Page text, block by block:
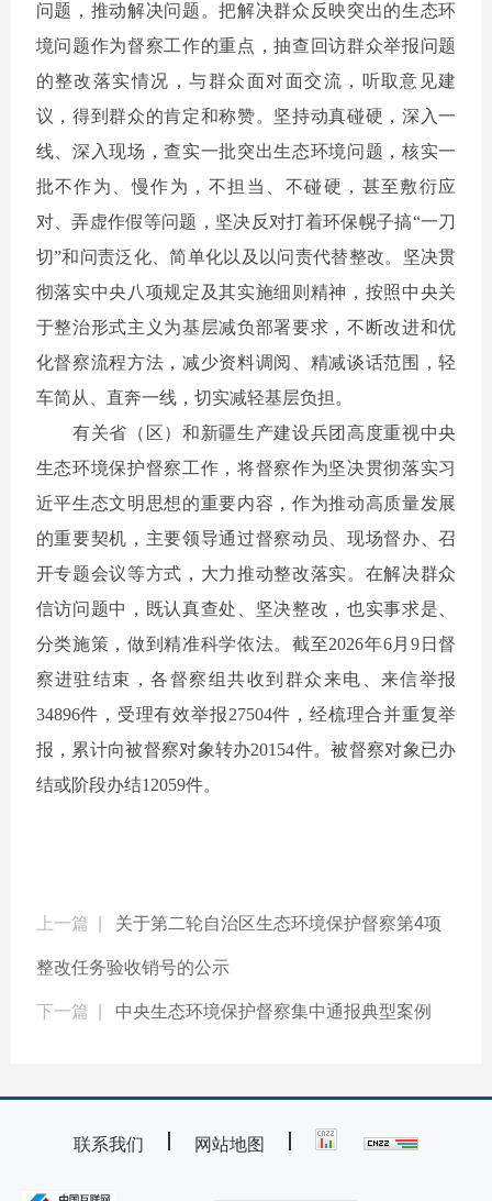
问题，推动解决问题。把解决群众反映突出的生态环
境问题作为督察工作的重点，抽查回访群众举报问题
的整改落实情况，与群众面对面交流，听取意见建
议，得到群众的肯定和称赞。坚持动真碰硬，深入一
线、深入现场，查实一批突出生态环境问题，核实一
批不作为、慢作为，不担当、不碰硬，甚至敷衍应
对、弄虚作假等问题，坚决反对打着环保幌子搞“一刀
切”和问责泛化、简单化以及以问责代替整改。坚决贯
彻落实中央八项规定及其实施细则精神，按照中央关
于整治形式主义为基层减负部署要求，不断改进和优
化督察流程方法，减少资料调阅、精减谈话范围，轻
车简从、直奔一线，切实减轻基层负担。
有关省（区）和新疆生产建设兵团高度重视中央
生态环境保护督察工作，将督察作为坚决贯彻落实习
近平生态文明思想的重要内容，作为推动高质量发展
的重要契机，主要领导通过督察动员、现场督办、召
开专题会议等方式，大力推动整改落实。在解决群众
信访问题中，既认真查处、坚决整改，也实事求是、
分类施策，做到精准科学依法。截至2026年6月9 日督
察进驻结束，各督察组共收到群众来电、来信举报
34896件，受理有效举报27504件，经梳理合并重复举
报，累计向被督察对象转办20154件。被督察对象已办
结或阶段办结12059件。
上一篇 | 关于第二轮自治区生态环境保护督察第4项
整改任务验收销号的公示
下一篇 | 中央生态环境保护督察集中通报典型案例
联系我们 网站地图